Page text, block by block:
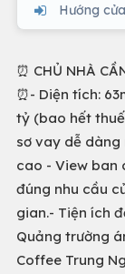
Hướng
⏰ CHỦ NHÀ
⏰- Diện tích:
tỷ (bao hết
sơ vay dễ
cao - View ban
đúng nhu cầu
gian.- Tiện ích
Quảng trường
Coffee Trung